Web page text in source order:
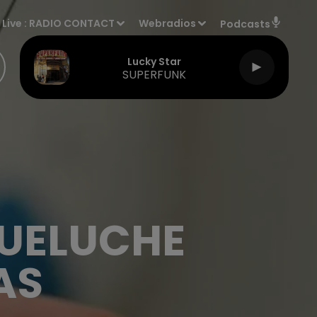
Live : RADIO CONTACT Webradios Podcasts
Lucky Star
SUPERFUNK